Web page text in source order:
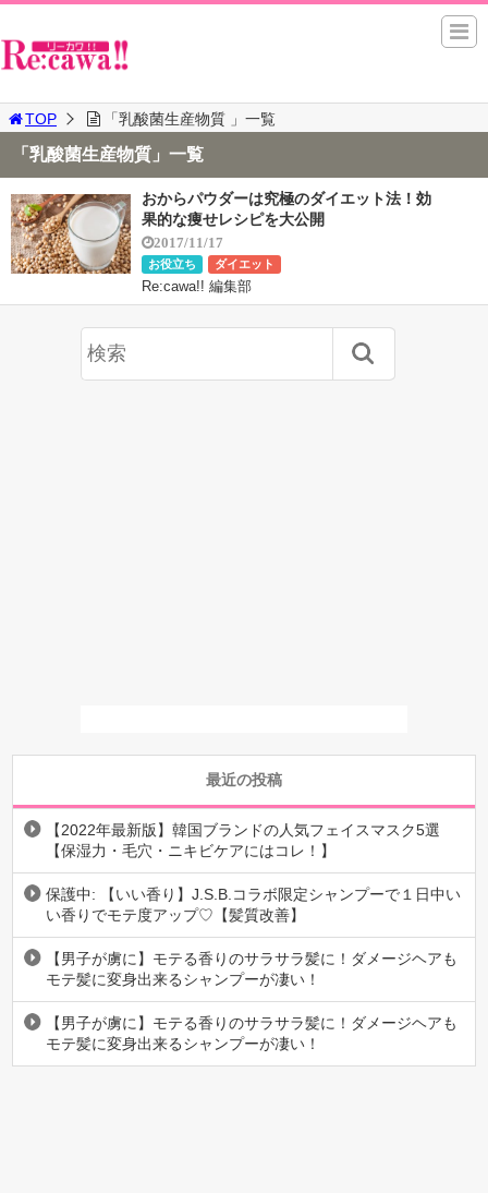
TOP 「乳酸菌生産物質 」一覧
「乳酸菌生産物質」一覧
おからパウダーは究極のダイエット法！効
果的な痩せレシピを大公開
2017/11/17
お役立ち ダイエット
Re:cawa!! 編集部
最近の投稿
【2022年最新版】韓国ブランドの人気フェイスマスク5選
【保湿力・毛穴・ニキビケアにはコレ！】
保護中: 【いい香り】J.S.B.コラボ限定シャンプーで１日中い
い香りでモテ度アップ♡【髪質改善】
【男子が虜に】モテる香りのサラサラ髪に！ダメージヘアも
モテ髪に変身出来るシャンプーが凄い！
【男子が虜に】モテる香りのサラサラ髪に！ダメージヘアも
モテ髪に変身出来るシャンプーが凄い！